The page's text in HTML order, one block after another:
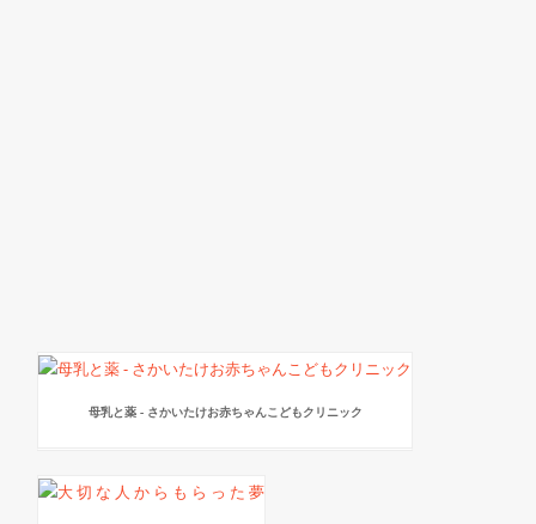
母乳と薬 - さかいたけお赤ちゃんこどもクリニック